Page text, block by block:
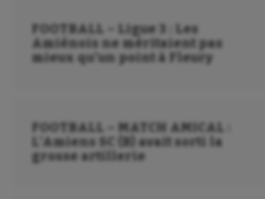
Outdoor
Paddle
Patinage artistique
FOOTBALL – Ligue 3 : Les
Amiénois ne méritaient pas
mieux qu’un point à Fleury
FOOTBALL – MATCH AMICAL :
L’Amiens SC (B) avait sorti la
grosse artillerie